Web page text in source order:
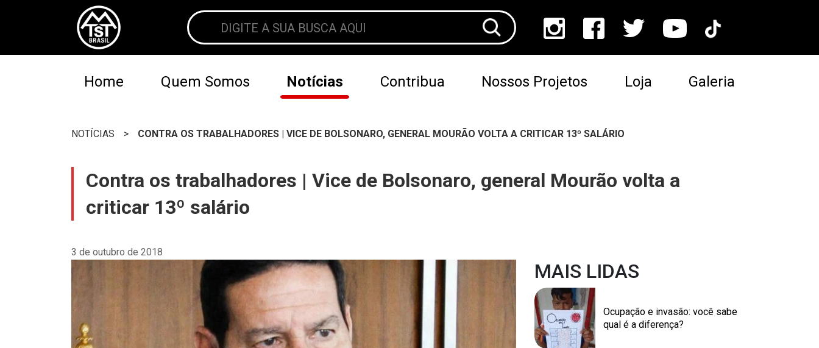
Home Quem Somos Notícias Contribua Nossos Projetos Loja Galeria
NOTÍCIAS > CONTRA OS TRABALHADORES | VICE DE BOLSONARO, GENERAL MOURÃO VOLTA A CRITICAR 13º SALÁRIO
Contra os trabalhadores | Vice de Bolsonaro, general Mourão volta a
criticar 13º salário
3 de outubro de 2018
MAIS LIDAS
Ocupação e invasão: você sabe
qual é a diferença?